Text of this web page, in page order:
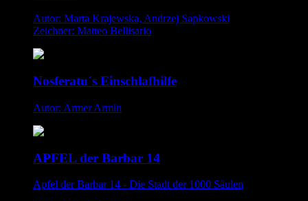
Autor: Marta Krajewska, Andrzej Sapkowski
Zeichner: Matteo Bellisario
Nosferatu´s Einschlafhilfe
Autor: Armer Armin
APFEL der Barbar 14
Apfel der Barbar 14 - Die Stadt der 1000 Säulen